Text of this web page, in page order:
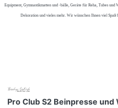
Equipment, Gymnastikmatten und -bälle, Geräte für Reha, Tubes
Dekoration und vieles mehr. Wir wünschen Ihnen viel Spaß
Pro Club S2 Beinpresse und